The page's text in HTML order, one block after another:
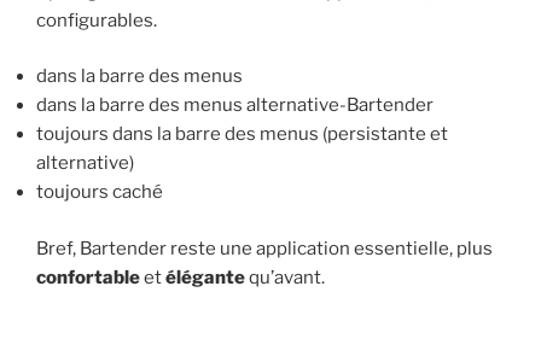
configurables.
dans la barre des menus
dans la barre des menus alternative-Bartender
toujours dans la barre des menus (persistante et
alternative)
toujours caché
Bref, Bartender reste une application essentielle, plus
confortableetélégantequ’avant.